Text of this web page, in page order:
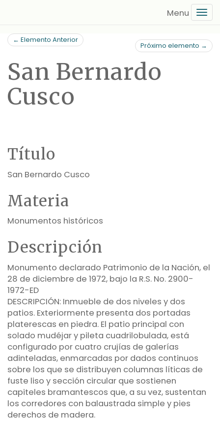
contenido
principal
← Elemento Anterior
Próximo elemento →
San Bernardo
Cusco
Título
San Bernardo Cusco
Materia
Monumentos históricos
Descripción
Monumento declarado Patrimonio de la Nación, el
28 de diciembre de 1972, bajo la R.S. No. 2900-
1972-ED
DESCRIPCIÓN: Inmueble de dos niveles y dos
patios. Exteriormente presenta dos portadas
platerescas en piedra. El patio principal con
solado mudéjar y pileta cuadrilobulada, está
configurado por cuatro crujías de galerías
adinteladas, enmarcadas por dados continuos
sobre los que se distribuyen columnas líticas de
fuste liso y sección circular que sostienen
capiteles bramantescos que, a su vez, sustentan
los corredores con balaustrada simple y pies
derechos de madera.